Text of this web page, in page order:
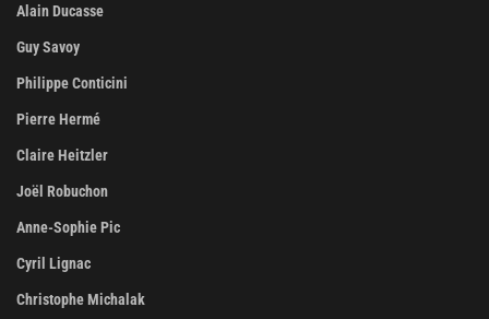
Alain Ducasse
Guy Savoy
Philippe Conticini
Pierre Hermé
Claire Heitzler
Joël Robuchon
Anne-Sophie Pic
Cyril Lignac
Christophe Michalak